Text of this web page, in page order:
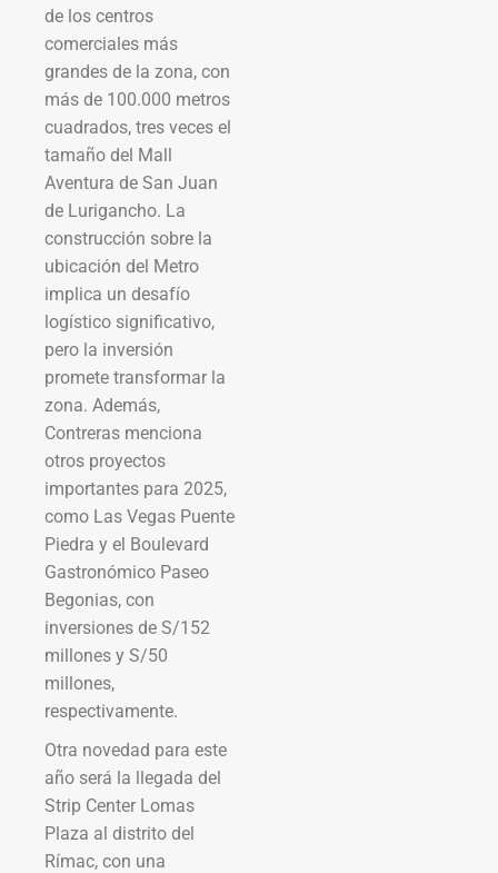
de los centros
comerciales más
grandes de la zona, con
más de 100.000 metros
cuadrados, tres veces el
tamaño del Mall
Aventura de San Juan
de Lurigancho. La
construcción sobre la
ubicación del Metro
implica un desafío
logístico significativo,
pero la inversión
promete transformar la
zona. Además,
Contreras menciona
otros proyectos
importantes para 2025,
como Las Vegas Puente
Piedra y el Boulevard
Gastronómico Paseo
Begonias, con
inversiones de S/152
millones y S/50
millones,
respectivamente.
Otra novedad para este
año será la llegada del
Strip Center Lomas
Plaza al distrito del
Rímac, con una